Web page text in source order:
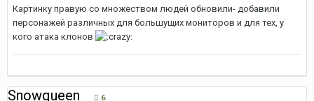
Картинку правую со множеством людей обновили- добавили
персонажей различных для большущих мониторов и для тех, у
кого атака клонов
Snowqueen 6